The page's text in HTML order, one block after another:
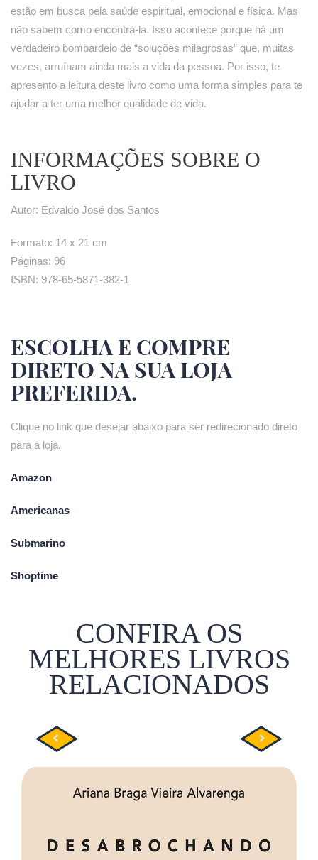
estão em busca pela saúde espiritual, emocional e física. Mas
não sabem como encontrá-la. Isso acontece porque há um
verdadeiro bombardeio de “soluções milagrosas” que, muitas
vezes, arruínam ainda mais a vida da pessoa. Por isso, te
apresento a leitura deste livro como uma forma simples para te
ajudar a ter uma melhor qualidade de vida.
INFORMAÇÕES SOBRE O
LIVRO
Autor: Edvaldo José dos Santos
Formato: 14 x 21 cm
Páginas: 96
ISBN: 978-65-5871-382-1
ESCOLHA E COMPRE
DIRETO NA SUA LOJA
PREFERIDA.
Clique no link que desejar abaixo para ser redirecionado direto
para a loja.
Amazon
Americanas
Submarino
Shoptime
CONFIRA OS
MELHORES LIVROS
RELACIONADOS